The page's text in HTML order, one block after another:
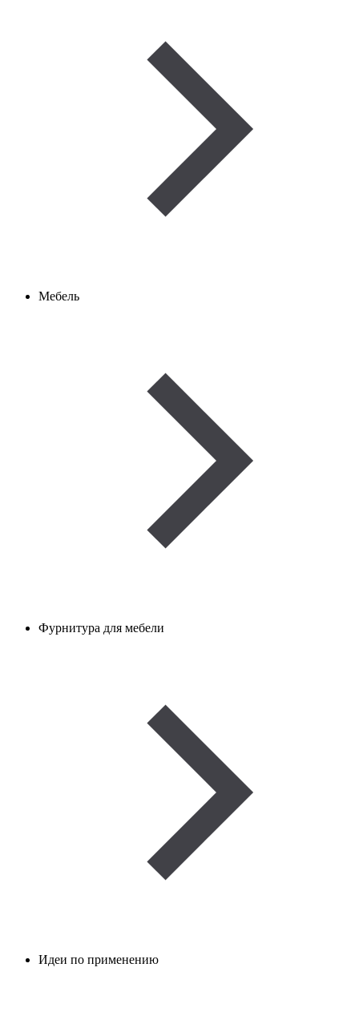
Мебель
Фурнитура для мебели
Идеи по применению